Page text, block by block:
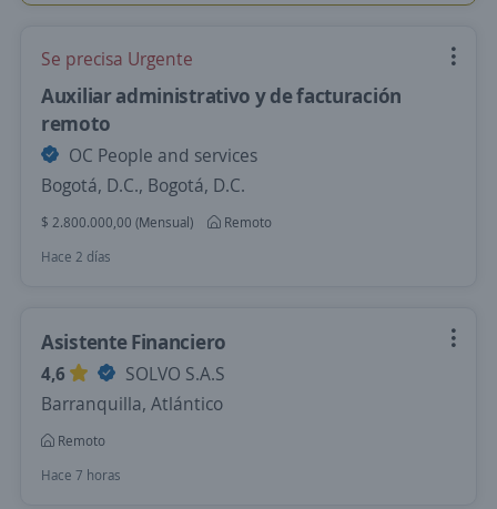
Se precisa Urgente
Auxiliar administrativo y de facturación
remoto
OC People and services
Bogotá, D.C., Bogotá, D.C.
$ 2.800.000,00 (Mensual)
Remoto
Hace 2 días
Asistente Financiero
4,6
SOLVO S.A.S
Barranquilla, Atlántico
Remoto
Hace 7 horas